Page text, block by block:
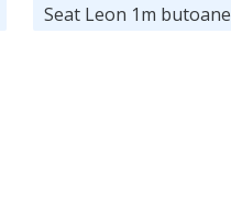
Seat Leon 1m butoane